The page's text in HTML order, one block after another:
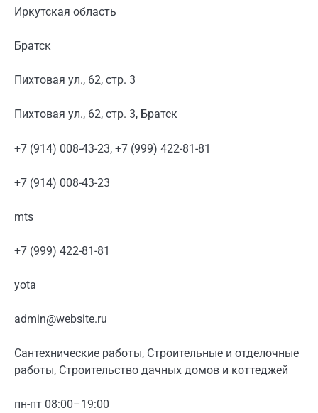
Иркутская область
Братск
Пихтовая ул., 62, стр. 3
Пихтовая ул., 62, стр. 3, Братск
+7 (914) 008-43-23, +7 (999) 422-81-81
+7 (914) 008-43-23
mts
+7 (999) 422-81-81
yota
admin@website.ru
Сантехнические работы, Строительные и отделочные
работы, Строительство дачных домов и коттеджей
пн-пт 08:00–19:00